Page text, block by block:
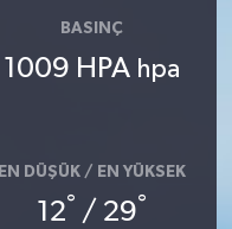
BASINÇ
1009 HPA hpa
EN DÜŞÜK / EN YÜKSEK
12° / 29°